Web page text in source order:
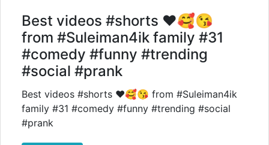
Best videos #shorts ❤️🥰😘
from #Suleiman4ik family #31
#comedy #funny #trending
#social #prank
Best videos #shorts ❤️🥰😘 from #Suleiman4ik
family #31 #comedy #funny #trending #social
#prank